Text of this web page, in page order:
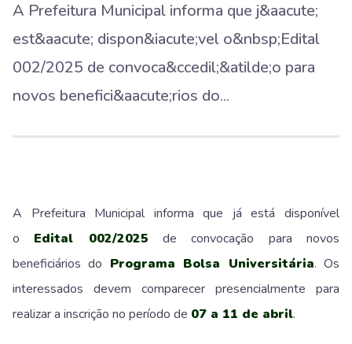
A Prefeitura Municipal informa que j&aacute;
est&aacute; dispon&iacute;vel o&nbsp;Edital
002/2025 de convoca&ccedil;&atilde;o para
novos benefici&aacute;rios do...
A Prefeitura Municipal informa que já está disponível
o Edital 002/2025 de convocação para novos
beneficiários do Programa Bolsa Universitária. Os
interessados devem comparecer presencialmente para
realizar a inscrição no período de 07 a 11 de abril.